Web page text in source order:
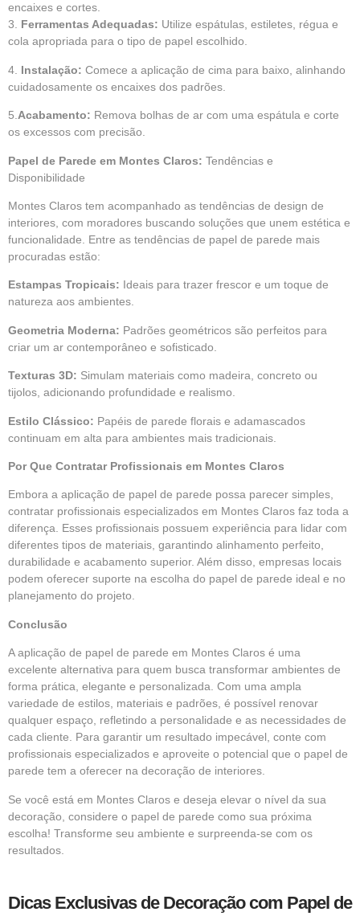
encaixes e cortes.
3. Ferramentas Adequadas: Utilize espátulas, estiletes, régua e
cola apropriada para o tipo de papel escolhido.
4. Instalação: Comece a aplicação de cima para baixo, alinhando
cuidadosamente os encaixes dos padrões.
5.Acabamento: Remova bolhas de ar com uma espátula e corte
os excessos com precisão.
Papel de Parede em Montes Claros: Tendências e
Disponibilidade
Montes Claros tem acompanhado as tendências de design de
interiores, com moradores buscando soluções que unem estética e
funcionalidade. Entre as tendências de papel de parede mais
procuradas estão:
Estampas Tropicais: Ideais para trazer frescor e um toque de
natureza aos ambientes.
Geometria Moderna: Padrões geométricos são perfeitos para
criar um ar contemporâneo e sofisticado.
Texturas 3D: Simulam materiais como madeira, concreto ou
tijolos, adicionando profundidade e realismo.
Estilo Clássico: Papéis de parede florais e adamascados
continuam em alta para ambientes mais tradicionais.
Por Que Contratar Profissionais em Montes Claros
Embora a aplicação de papel de parede possa parecer simples,
contratar profissionais especializados em Montes Claros faz toda a
diferença. Esses profissionais possuem experiência para lidar com
diferentes tipos de materiais, garantindo alinhamento perfeito,
durabilidade e acabamento superior. Além disso, empresas locais
podem oferecer suporte na escolha do papel de parede ideal e no
planejamento do projeto.
Conclusão
A aplicação de papel de parede em Montes Claros é uma
excelente alternativa para quem busca transformar ambientes de
forma prática, elegante e personalizada. Com uma ampla
variedade de estilos, materiais e padrões, é possível renovar
qualquer espaço, refletindo a personalidade e as necessidades de
cada cliente. Para garantir um resultado impecável, conte com
profissionais especializados e aproveite o potencial que o papel de
parede tem a oferecer na decoração de interiores.
Se você está em Montes Claros e deseja elevar o nível da sua
decoração, considere o papel de parede como sua próxima
escolha! Transforme seu ambiente e surpreenda-se com os
resultados.
Dicas Exclusivas de Decoração com Papel de